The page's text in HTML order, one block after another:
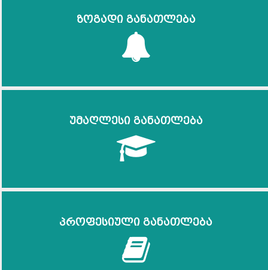
ზოგადი განათლება
უმაღლესი განათლება
პროფესიული განათლება